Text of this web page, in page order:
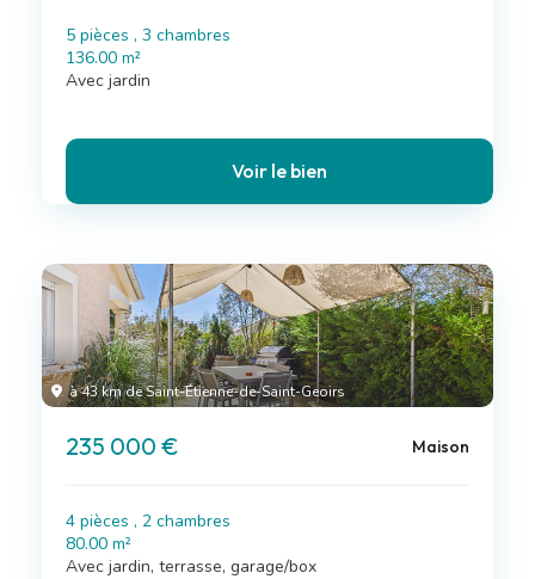
5 pièces , 3 chambres
136.00 m²
Avec jardin
Voir le bien
à 43 km de Saint-Étienne-de-Saint-Geoirs
235 000 € Maison
4 pièces , 2 chambres
80.00 m²
Avec jardin, terrasse, garage/box